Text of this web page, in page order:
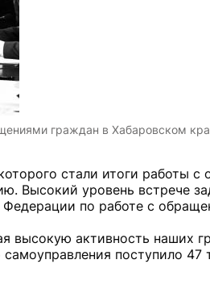
граждан в Хабаровском
стали итоги работы
Высокий уровень встрече
по работе с
активность наших
поступило